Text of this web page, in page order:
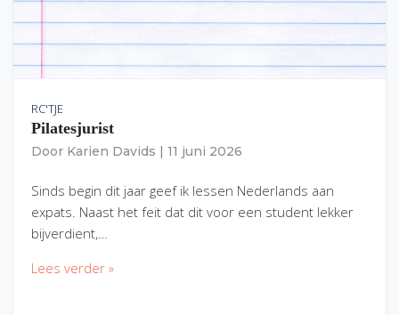
RC'TJE
Pilatesjurist
Door Karien Davids 11 juni 2026
Sinds begin dit jaar geef ik lessen Nederlands aan
expats. Naast het feit dat dit voor een student lekker
bijverdient,…
Lees verder »